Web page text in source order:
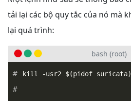
tải lại các bộ quy tắc của nó mà
lại quá trình:
bash (root)